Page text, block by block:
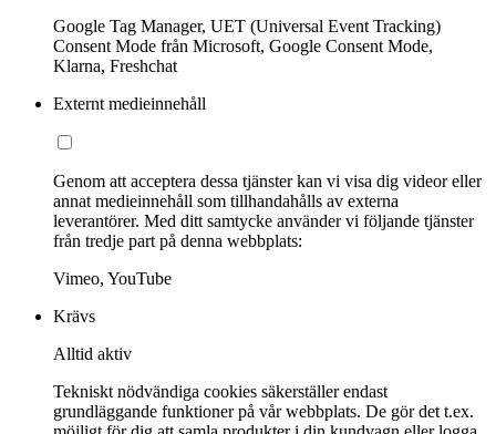
Google Tag Manager, UET (Universal Event Tracking)
Consent Mode från Microsoft, Google Consent Mode,
Klarna, Freshchat
Externt medieinnehåll
Genom att acceptera dessa tjänster kan vi visa dig videor eller
annat medieinnehåll som tillhandahålls av externa
leverantörer. Med ditt samtycke använder vi följande tjänster
från tredje part på denna webbplats:
Vimeo, YouTube
Krävs
Alltid aktiv
Tekniskt nödvändiga cookies säkerställer endast
grundläggande funktioner på vår webbplats. De gör det t.ex.